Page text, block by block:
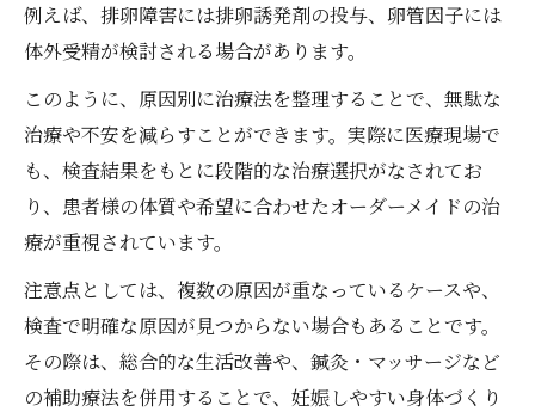
例えば、排卵障害には排卵誘発剤の投与、卵管因子には
体外受精が検討される場合があります。
このように、原因別に治療法を整理することで、無駄な
治療や不安を減らすことができます。実際に医療現場で
も、検査結果をもとに段階的な治療選択がなされてお
り、患者様の体質や希望に合わせたオーダーメイドの治
療が重視されています。
注意点としては、複数の原因が重なっているケースや、
検査で明確な原因が見つからない場合もあることです。
その際は、総合的な生活改善や、鍼灸・マッサージなど
の補助療法を併用することで、妊娠しやすい身体づくり